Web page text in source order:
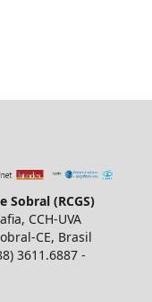
Sobral (RCGS)
CCH-UVA
CE, Brasil
3611.6887 -